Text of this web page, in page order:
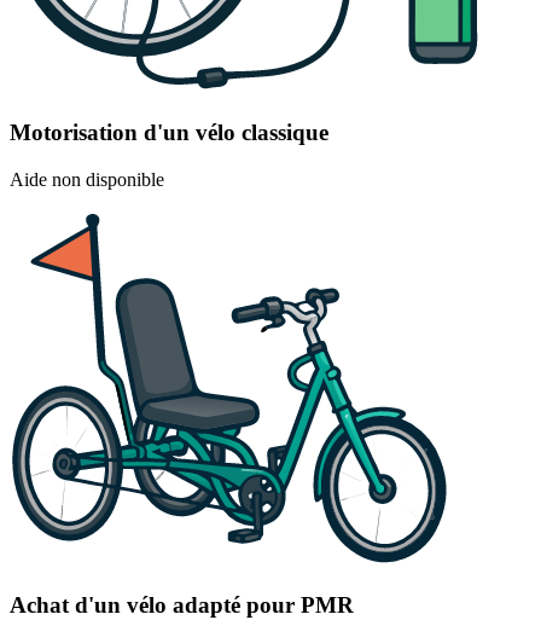
Motorisation d'un vélo classique
Aide non disponible
Achat d'un vélo adapté pour PMR